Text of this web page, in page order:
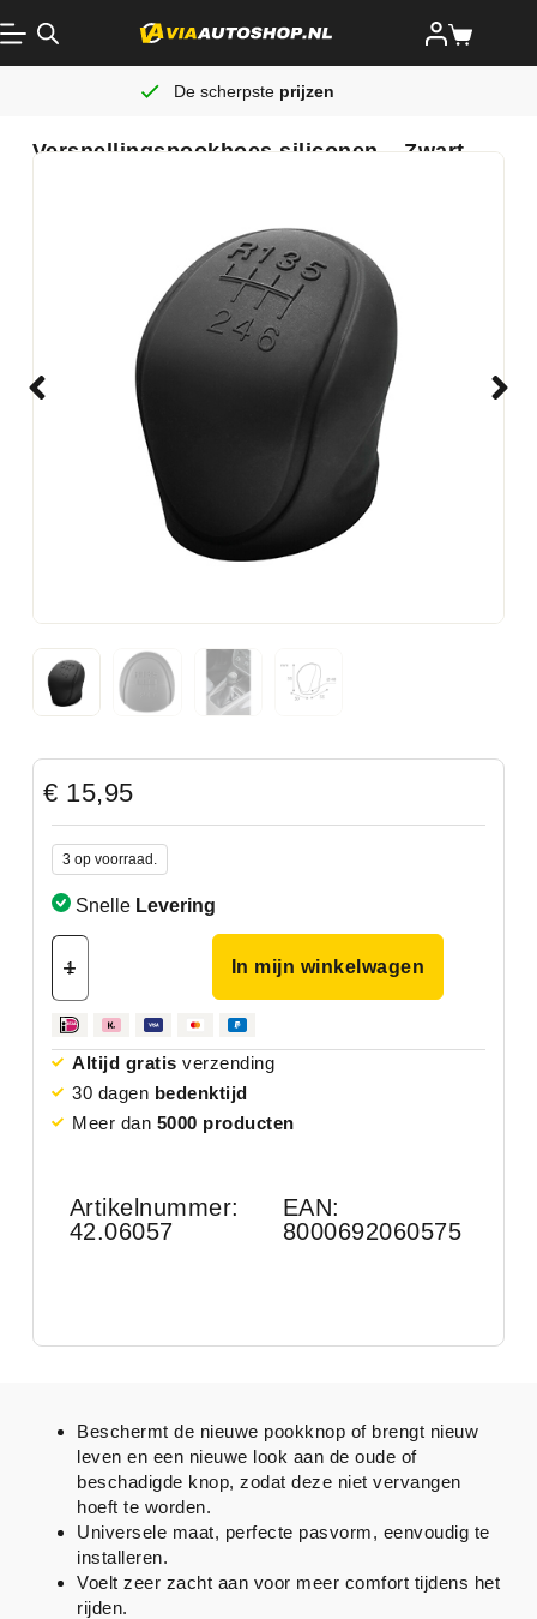
De scherpste prijzen
Versnellingspookhoes siliconen – Zwart
€ 15,95
3 op voorraad.
Snelle Levering
In mijn winkelwagen
Altijd gratis verzending
30 dagen bedenktijd
Meer dan 5000 producten
Artikelnummer:
42.06057
EAN:
8000692060575
Beschermt de nieuwe pookknop of brengt nieuw
leven en een nieuwe look aan de oude of
beschadigde knop, zodat deze niet vervangen
hoeft te worden.
Universele maat, perfecte pasvorm, eenvoudig te
installeren.
Voelt zeer zacht aan voor meer comfort tijdens het
rijden.